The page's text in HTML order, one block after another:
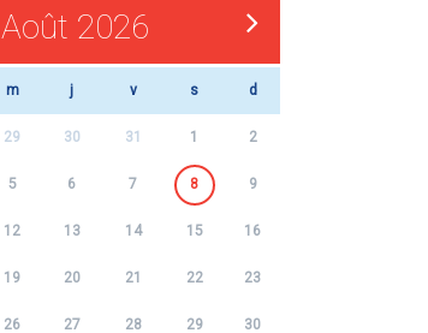
Août 2026
m j v s d
29 30 31 1 2
5 6 7 8 9
12 13 14 15 16
19 20 21 22 23
26 27 28 29 30